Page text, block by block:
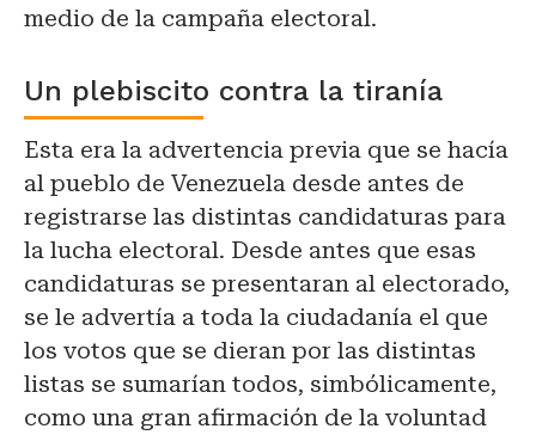
medio de la campaña electoral.
Un plebiscito contra la tiranía
Esta era la advertencia previa que se hacía
al pueblo de Venezuela desde antes de
registrarse las distintas candidaturas para
la lucha electoral. Desde antes que esas
candidaturas se presentaran al electorado,
se le advertía a toda la ciudadanía el que
los votos que se dieran por las distintas
listas se sumarían todos, simbólicamente,
como una gran afirmación de la voluntad